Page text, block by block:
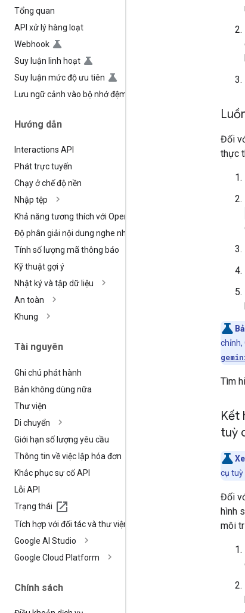
Tổng quan
API xử lý hàng loạt
Webhook
Suy luận linh hoạt
Suy luận mức độ ưu tiên
Lưu ngữ cảnh vào bộ nhớ đệm
Hướng dẫn
Interactions API
Phát trực tuyến
Chạy ở chế độ nền
Nhập tệp
Khả năng tương thích với Open
Độ phân giải nội dung nghe nhìn
Tính số lượng mã thông báo
Kỹ thuật gợi ý
Nhật ký và tập dữ liệu
An toàn
Khung
Tài nguyên
Ghi chú phát hành
Bản không dùng nữa
Thư viện
Di chuyển
Giới hạn số lượng yêu cầu
Thông tin về việc lập hóa đơn
Khắc phục sự cố API
Lỗi API
Trạng thái
Tích hợp với đối tác và thư viện
Google AI Studio
Google Cloud Platform
Chính sách
Đối
thực
chỉnh,
Tìm
Kết
tuỳ
cụ tuỳ
Đối
hình
môi